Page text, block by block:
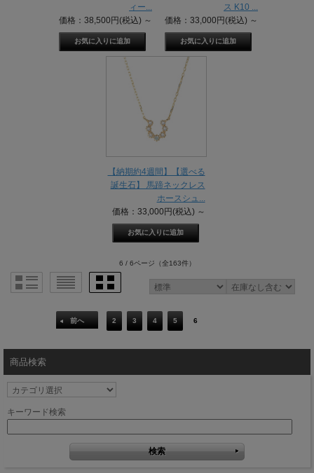
ィー...
価格：38,500円(税込) ～
ス K10 ...
価格：33,000円(税込) ～
【納期約4週間】【選べる
誕生石】 馬蹄ネックレス
ホースシュ...
価格：33,000円(税込) ～
6 / 6ページ （全163件）
前へ 2 3 4 5 6
商品検索
キーワード検索